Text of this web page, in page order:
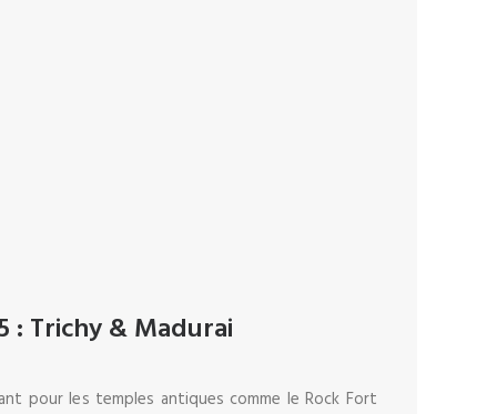
: Trichy & Madurai
pour les temples antiques comme le Rock Fort